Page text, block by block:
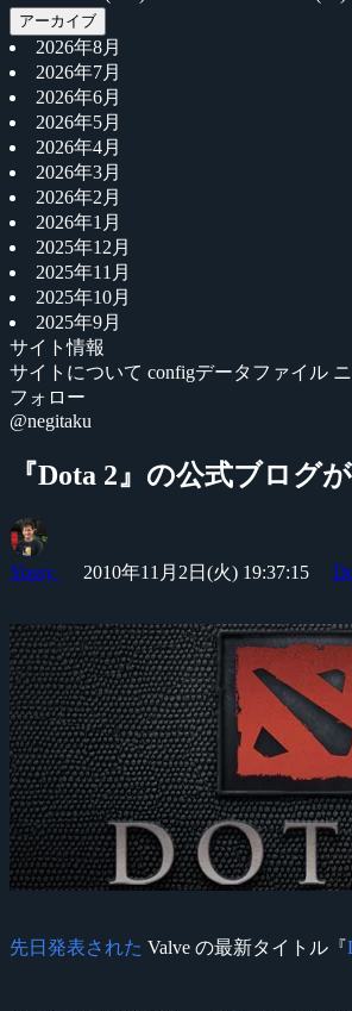
アーカイブ
2026年8月
2026年7月
2026年6月
2026年5月
2026年4月
2026年3月
2026年2月
2026年1月
2025年12月
2025年11月
2025年10月
2025年9月
サイト情報
サイトについて configデータファイル
フォロー
@negitaku
『Dota 2』の公式ブログ
Yossy 2010年11月2日(火) 19:37:15
先日発表された Valve の最新タイトル『